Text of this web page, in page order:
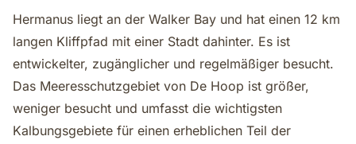
Hermanus liegt an der Walker Bay und hat einen 12 km
langen Kliffpfad mit einer Stadt dahinter. Es ist
entwickelter, zugänglicher und regelmäßiger besucht.
Das Meeresschutzgebiet von De Hoop ist größer,
weniger besucht und umfasst die wichtigsten
Kalbungsgebiete für einen erheblichen Teil der